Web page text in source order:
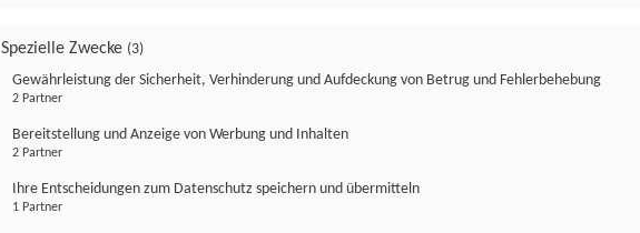
Spezielle Zwecke (3)
Gewährleistung der Sicherheit, Verhinderung und Aufdeckung von Betrug und Fehlerbehebung
2 Partner
Bereitstellung und Anzeige von Werbung und Inhalten
2 Partner
Ihre Entscheidungen zum Datenschutz speichern und übermitteln
1 Partner